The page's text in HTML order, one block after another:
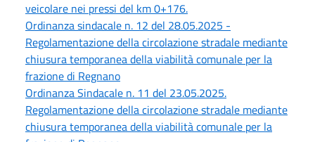
veicolare nei pressi del km 0+176.
Ordinanza sindacale n. 12 del 28.05.2025 -
Regolamentazione della circolazione stradale mediante
chiusura temporanea della viabilità comunale per la
frazione di Regnano
Ordinanza Sindacale n. 11 del 23.05.2025.
Regolamentazione della circolazione stradale mediante
chiusura temporanea della viabilità comunale per la